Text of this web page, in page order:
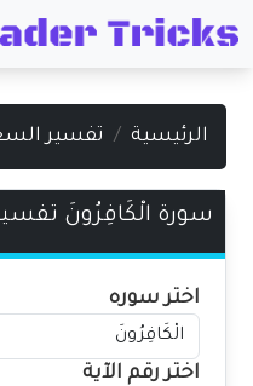
الرئيسية تفسير
سورة الْكَافِرُونَ
اختر سوره
اختر رقم الآية